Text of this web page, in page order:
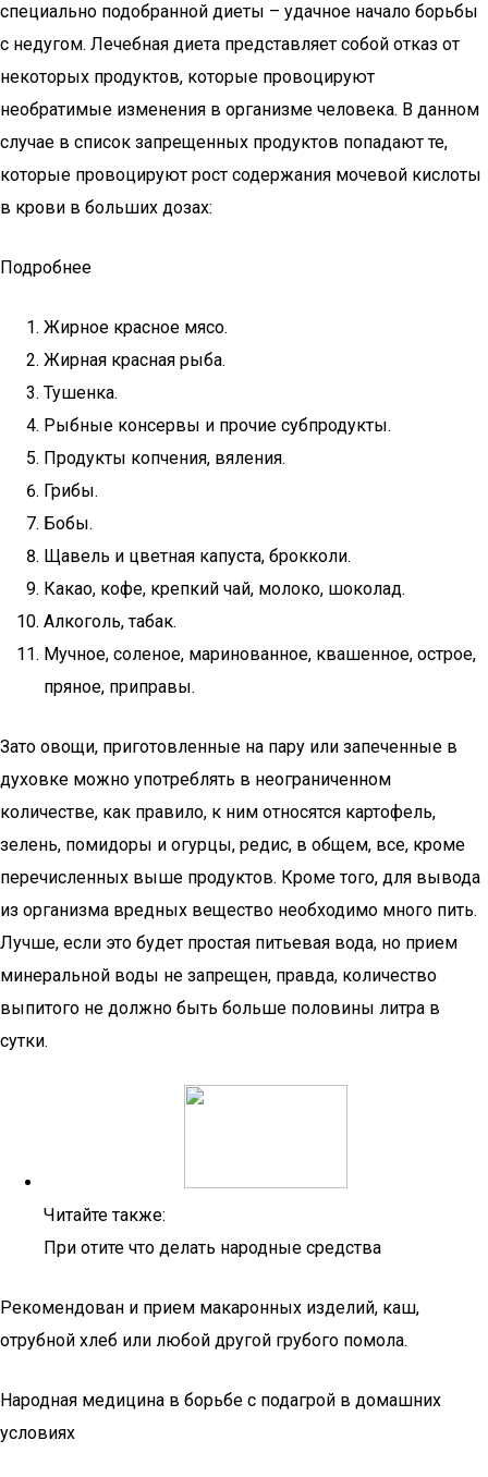
специально подобранной диеты – удачное начало борьбы
с недугом. Лечебная диета представляет собой отказ от
некоторых продуктов, которые провоцируют
необратимые изменения в организме человека. В данном
случае в список запрещенных продуктов попадают те,
которые провоцируют рост содержания мочевой кислоты
в крови в больших дозах:
Подробнее
Жирное красное мясо.
Жирная красная рыба.
Тушенка.
Рыбные консервы и прочие субпродукты.
Продукты копчения, вяления.
Грибы.
Бобы.
Щавель и цветная капуста, брокколи.
Какао, кофе, крепкий чай, молоко, шоколад.
Алкоголь, табак.
Мучное, соленое, маринованное, квашенное, острое,
пряное, приправы.
Зато овощи, приготовленные на пару или запеченные в
духовке можно употреблять в неограниченном
количестве, как правило, к ним относятся картофель,
зелень, помидоры и огурцы, редис, в общем, все, кроме
перечисленных выше продуктов. Кроме того, для вывода
из организма вредных вещество необходимо много пить.
Лучше, если это будет простая питьевая вода, но прием
минеральной воды не запрещен, правда, количество
выпитого не должно быть больше половины литра в
сутки.
Читайте также:
При отите что делать народные средства
Рекомендован и прием макаронных изделий, каш,
отрубной хлеб или любой другой грубого помола.
Народная медицина в борьбе с подагрой в домашних
условиях